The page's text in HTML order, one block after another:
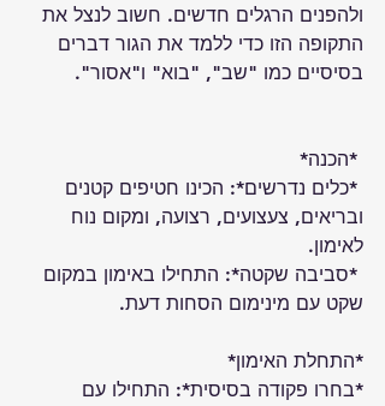
ולהפנים הרגלים חדשים. חשוב לנצל את
התקופה הזו כדי ללמד את הגור דברים
בסיסיים כמו "שב", "בוא" ו"אסור".
*כלים נדרשים*: הכינו חטיפים קטנים
ובריאים, צעצועים, רצועה, ומקום נוח
לאימון.
*סביבה שקטה*: התחילו באימון במקום
שקט עם מינימום הסחות דעת.
*התחלת האימון*
*בחרו פקודה בסיסית*: התחילו עם